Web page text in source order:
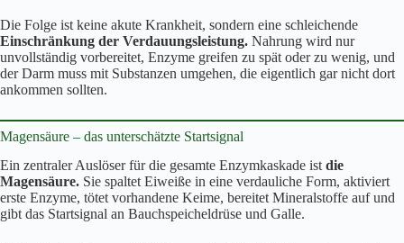
Die Folge ist keine akute Krankheit, sondern eine schleichende
Einschränkung der Verdauungsleistung. Nahrung wird nur
unvollständig vorbereitet, Enzyme greifen zu spät oder zu wenig, und
der Darm muss mit Substanzen umgehen, die eigentlich gar nicht dort
ankommen sollten.
Magensäure – das unterschätzte Startsignal
Ein zentraler Auslöser für die gesamte Enzymkaskade istdie
Magensäure. Sie spaltet Eiweiße in eine verdauliche Form, aktiviert
erste Enzyme, tötet vorhandene Keime, bereitet Mineralstoffe auf und
gibt das Startsignal an Bauchspeicheldrüse und Galle.